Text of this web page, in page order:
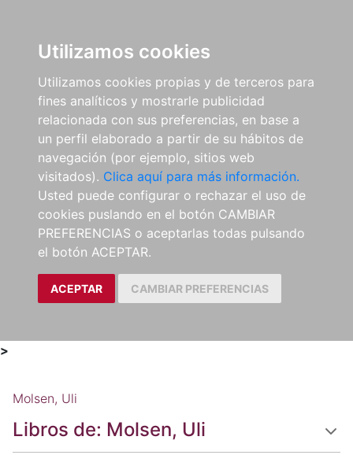
Utilizamos cookies
Utilizamos cookies propias y de terceros para
fines analíticos y mostrarle publicidad
relacionada con sus preferencias, en base a
un perfil elaborado a partir de su hábitos de
navegación (por ejemplo, sitios web
visitados). Clica aquí para más información.
Usted puede configurar o rechazar el uso de
cookies puslando en el botón CAMBIAR
PREFERENCIAS o aceptarlas todas pulsando
el botón ACEPTAR.
ACEPTAR CAMBIAR PREFERENCIAS
>
Molsen, Uli
Libros de: Molsen, Uli